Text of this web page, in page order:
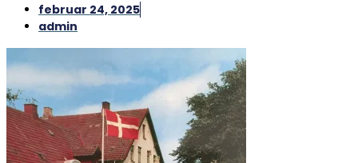
februar 24, 2025
admin